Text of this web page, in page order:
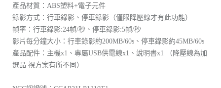
產品材質：ABS塑料+電子元件
錄影方式：行車錄影、停車錄影（僅限降壓線才有此功能）
幀率：行車錄影:24幀/秒、停車錄影:5幀/秒
影片每分鐘大小：行車錄影約200MB/60s、停車錄影約45MB/60s
產品配件：主機x1、專屬USB供電線x1、說明書x1 （降壓線為加
選品 視方案有所不同）